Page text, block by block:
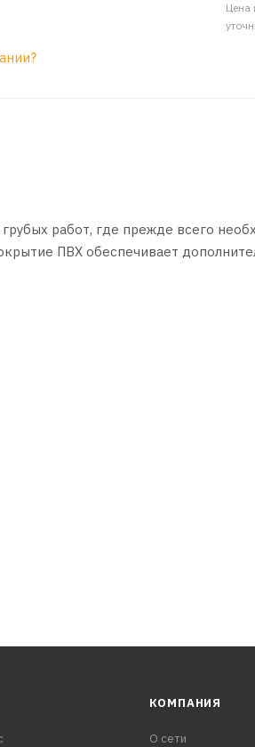
Цена
работ, где прежде всего
ПВХ обеспечивает
КОМПАНИЯ
О сети